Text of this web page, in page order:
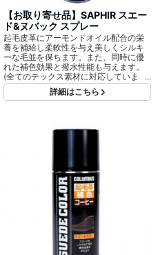
【お取り寄せ品】SAPHIR スエー
ド&ヌバック スプレー
起毛皮革にアーモンドオイル配合の栄
養を補給し柔軟性を与え美しくシルキ
ーな毛並を保ちます。また、同時に優
れた補色効果と撥水性能も与えます。
(全てのテックス素材に対応していま
す。)
詳細はこちら